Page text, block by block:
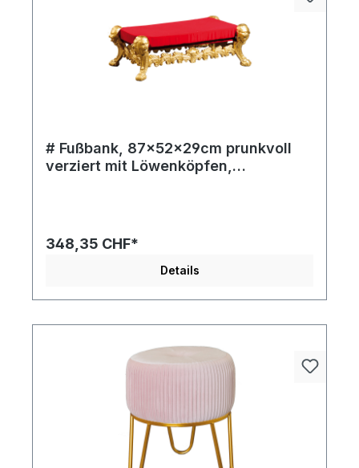
# Fußbank, 87x52x29cm prunkvoll
verziert mit Löwenköpfen,
348,35 CHF*
Details